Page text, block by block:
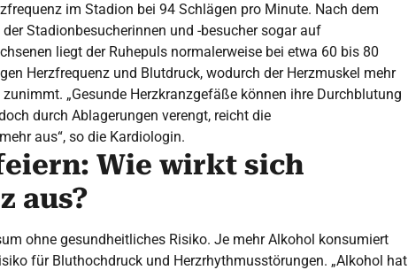
im Stadion bei 94 Schlägen pro Minute. Nach dem
Stadionbesucherinnen und -besucher sogar auf
liegt der Ruhepuls normalerweise bei etwa 60 bis 80
Herzfrequenz und Blutdruck, wodurch der Herzmuskel mehr
„Gesunde Herzkranzgefäße können ihre Durchblutung
durch Ablagerungen verengt, reicht die
aus“, so die Kardiologin.
Wie wirkt sich
aus?
ohne gesundheitliches Risiko. Je mehr Alkohol konsumiert
für Bluthochdruck und Herzrhythmusstörungen. „Alkohol hat